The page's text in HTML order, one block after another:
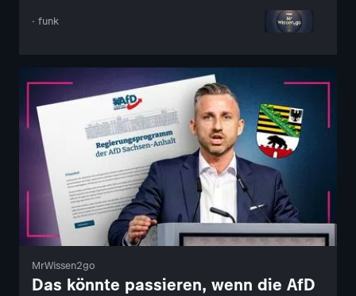
· funk
MrWissen2go
Das könnte passieren, wenn die AfD